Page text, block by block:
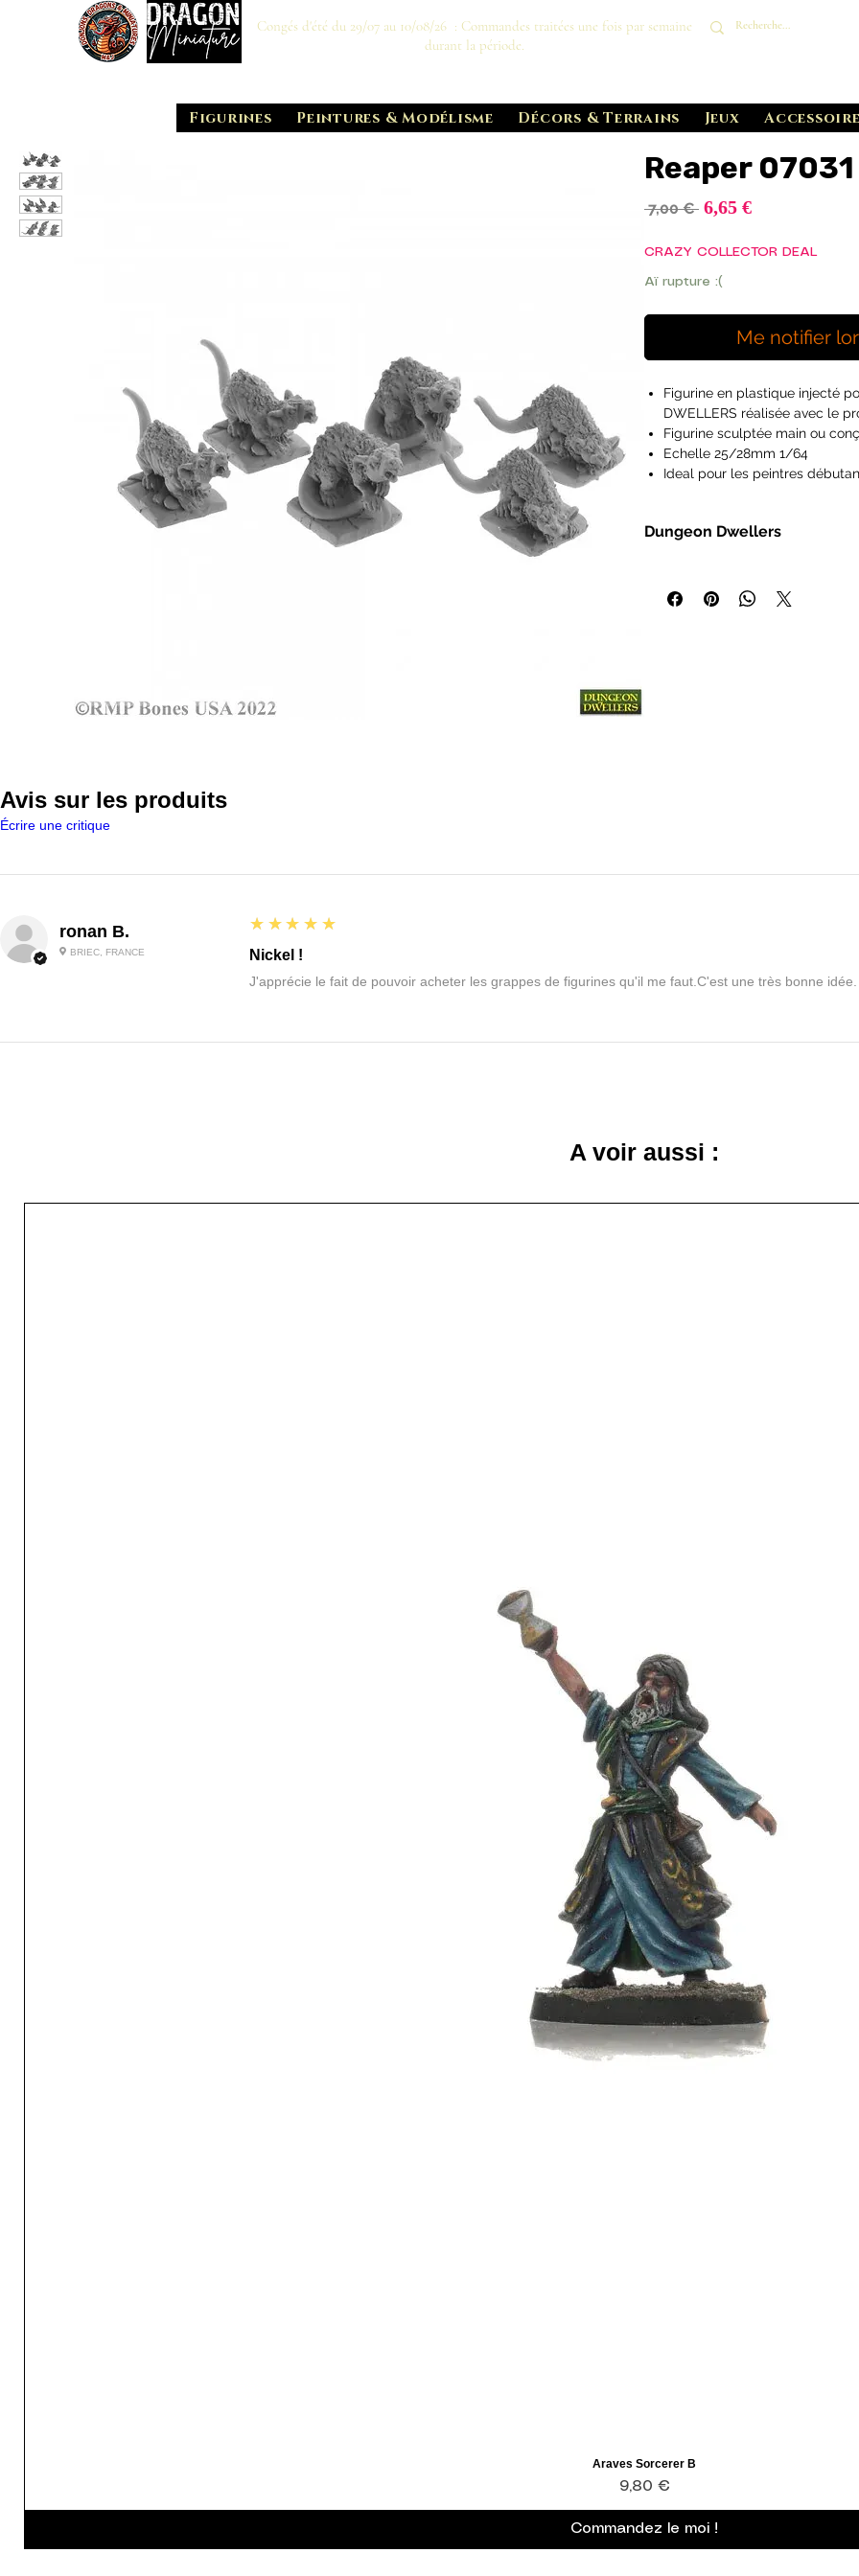
Congés d'été du 29/07 au 10/08/26 : Commandes traitées une fois par semaine
durant la période.
Figurines Peintures & Modélisme Décors & Terrains Jeux
Reaper 07031
7,00 € Prix
6,65 €Prix
CRAZY COLLECTOR DEAL
Aï rupture :(
Me notifier
Figurine en plastique injecté
DWELLERS réalisée avec le
Figurine sculptée main ou
Echelle 25/28mm 1/64
Ideal pour les peintres
type Pathfinder, Dungeons
de 14 ans.
Dungeon Dwellers
- Modèles en plastique non
- Sélection croissante de
Avis sur les produits
Écrire une critique
ronan B.
BRIEC, FRANCE
5
★★★★★
Nickel !
J'apprécie le fait de pouvoir acheter les grappes de figurines qu'il me faut.C'est une très bonne
A voir aussi :
Aperçu rapide
Araves Sorcerer B
Prix
9,80 €
Commandez le moi !